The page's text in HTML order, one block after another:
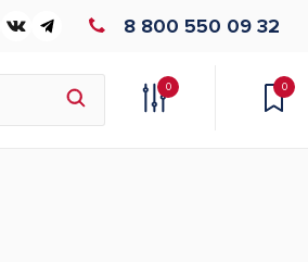
8 800 550 09 32
0 0